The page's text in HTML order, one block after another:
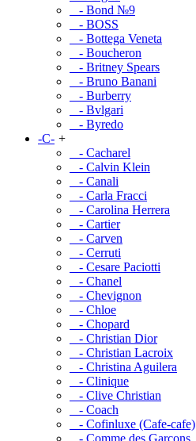
- Bond №9
- BOSS
- Bottega Veneta
- Boucheron
- Britney Spears
- Bruno Banani
- Burberry
- Bvlgari
- Byredo
-C- +
- Cacharel
- Calvin Klein
- Canali
- Carla Fracci
- Carolina Herrera
- Cartier
- Carven
- Cerruti
- Cesare Paciotti
- Chanel
- Chevignon
- Chloe
- Chopard
- Christian Dior
- Christian Lacroix
- Christina Aguilera
- Clinique
- Clive Christian
- Coach
- Cofinluxe (Cafe-cafe)
- Comme des Garcons